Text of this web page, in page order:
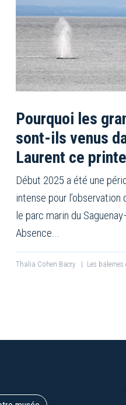
Pourquoi les
sont-ils venus
Laurent ce
Début 2025 a été une
intense pour l’observation
le parc marin du
Absence…
Thalia Cohen Bacry | Les